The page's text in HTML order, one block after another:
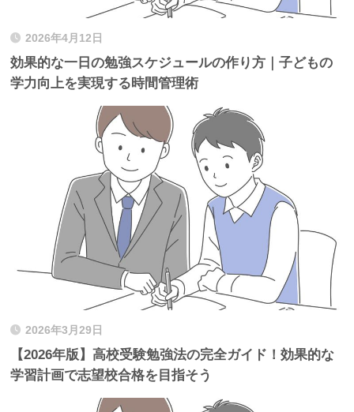
2026年4月12日
効果的な一日の勉強スケジュールの作り方｜子どもの
学力向上を実現する時間管理術
2026年3月29日
【2026年版】高校受験勉強法の完全ガイド！効果的な
学習計画で志望校合格を目指そう